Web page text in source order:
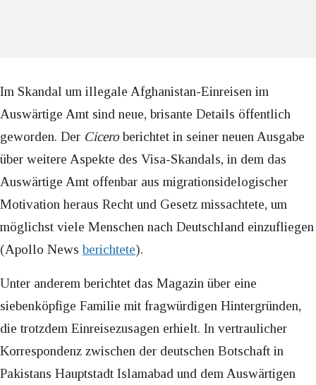
Im Skandal um illegale Afghanistan-Einreisen im
Auswärtige Amt sind neue, brisante Details öffentlich
geworden. Der Ciceroberichtet in seiner neuen Ausgabe
über weitere Aspekte des Visa-Skandals, in dem das
Auswärtige Amt offenbar aus migrationsidelogischer
Motivation heraus Recht und Gesetz missachtete, um
möglichst viele Menschen nach Deutschland einzufliegen
(Apollo Newsberichtete).
Unter anderem berichtet das Magazin über eine
siebenköpfige Familie mit fragwürdigen Hintergründen,
die trotzdem Einreisezusagen erhielt. In vertraulicher
Korrespondenz zwischen der deutschen Botschaft in
Pakistans Hauptstadt Islamabad und dem Auswärtigen